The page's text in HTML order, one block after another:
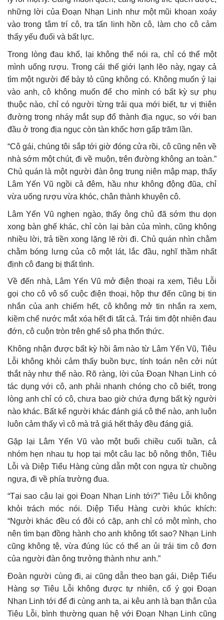
những lời của Đoạn Nhạn Linh như một mũi khoan xoáy
vào trong tâm trí cô, tra tấn linh hồn cô, làm cho cô cảm
thấy yếu đuối và bất lực.
Trong lòng đau khổ, lại không thể nói ra, chỉ có thể một
mình uống rượu. Trong cái thế giới lạnh lẽo này, ngay cả
tìm một người để bày tỏ cũng không có. Không muốn ỷ lại
vào anh, cô không muốn để cho mình có bất kỳ sự phụ
thuộc nào, chỉ có người từng trải qua mới biết, tư vị thiên
đường trong nháy mắt sụp đổ thành địa ngục, so với ban
đầu ở trong địa ngục còn tàn khốc hơn gấp trăm lần.
“Cô gái, chúng tôi sắp tới giờ đóng cửa rồi, cô cũng nên về
nhà sớm một chút, đi về muộn, trên đường không an toàn.”
Chủ quán là một người đàn ông trung niên mập mạp, thấy
Lâm Yến Vũ ngồi cả đêm, hầu như không động đũa, chỉ
vừa uống rượu vừa khóc, chân thành khuyên cô.
Lâm Yến Vũ nghẹn ngào, thấy ông chủ đã sớm thu dọn
xong bàn ghế khác, chỉ còn lại bàn của mình, cũng không
nhiều lời, trả tiền xong lặng lẽ rời đi. Chủ quán nhìn chằm
chằm bóng lưng của cô một lát, lắc đầu, nghĩ thầm nhất
định cô đang bị thất tình.
Về đến nhà, Lâm Yến Vũ mở điện thoại ra xem, Tiêu Lỗi
gọi cho cô vô số cuộc điện thoại, hộp thư đến cũng bị tin
nhắn của anh chiếm hết, cô không mở tin nhắn ra xem,
kiềm chế nước mắt xóa hết đi tất cả. Trái tim đột nhiên đau
đớn, cô cuộn tròn trên ghế sô pha thổn thức.
Không nhận được bất kỳ hồi âm nào từ Lâm Yến Vũ, Tiêu
Lỗi không khỏi cảm thấy buồn bực, tính toán nên cởi nút
thắt này như thế nào. Rõ ràng, lời của Đoạn Nhạn Linh có
tác dụng với cô, anh phải nhanh chóng cho cô biết, trong
lòng anh chỉ có cô, chưa bao giờ chứa đựng bất kỳ người
nào khác. Bất kể người khác đánh giá cô thế nào, anh luôn
luôn cảm thấy vì cô mà trả giá hết thảy đều đáng giá.
Gặp lại Lâm Yến Vũ vào một buổi chiều cuối tuần, cả
nhóm hẹn nhau tụ họp tại một câu lạc bộ nông thôn, Tiêu
Lỗi và Diệp Tiểu Hàng cùng dẫn một con ngựa từ chuồng
ngựa, đi về phía trường đua.
“Tại sao cậu lại gọi Đoạn Nhạn Linh tới?” Tiêu Lỗi không
khỏi trách móc nói. Diệp Tiểu Hàng cười khúc khích:
“Người khác đều có đôi có cặp, anh chỉ có một mình, cho
nên tìm bạn đồng hành cho anh không tốt sao? Nhạn Linh
cũng không tệ, vừa đúng lúc có thể an ủi trái tim cô đơn
của người đàn ông trưởng thành như anh.”
Đoàn người cùng đi, ai cũng dẫn theo bạn gái, Diệp Tiểu
Hàng sợ Tiêu Lỗi không được tự nhiên, cố ý gọi Đoạn
Nhạn Linh tới để đi cùng anh ta, ai kêu anh là bạn thân của
Tiêu Lỗi, bình thường quan hệ với Đoạn Nhạn Linh cũng